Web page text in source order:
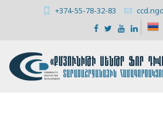
+374-55-78-32-83